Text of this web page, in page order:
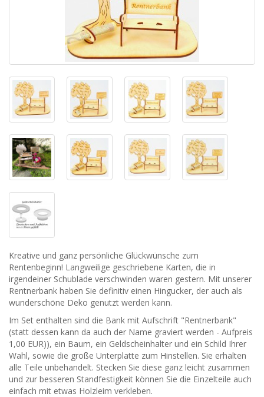
Kreative und ganz persönliche Glückwünsche zum
Rentenbeginn! Langweilige geschriebene Karten, die in
irgendeiner Schublade verschwinden waren gestern. Mit unserer
Rentnerbank haben Sie definitiv einen Hingucker, der auch als
wunderschöne Deko genutzt werden kann.
Im Set enthalten sind die Bank mit Aufschrift "Rentnerbank"
(statt dessen kann da auch der Name graviert werden - Aufpreis
1,00 EUR)), ein Baum, ein Geldscheinhalter und ein Schild Ihrer
Wahl, sowie die große Unterplatte zum Hinstellen. Sie erhalten
alle Teile unbehandelt. Stecken Sie diese ganz leicht zusammen
und zur besseren Standfestigkeit können Sie die Einzelteile auch
einfach mit etwas Holzleim verkleben.